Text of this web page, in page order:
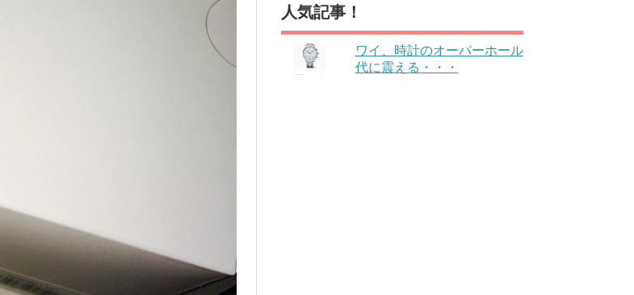
人気記事！
ワイ、時計のオーバーホール
代に震える・・・